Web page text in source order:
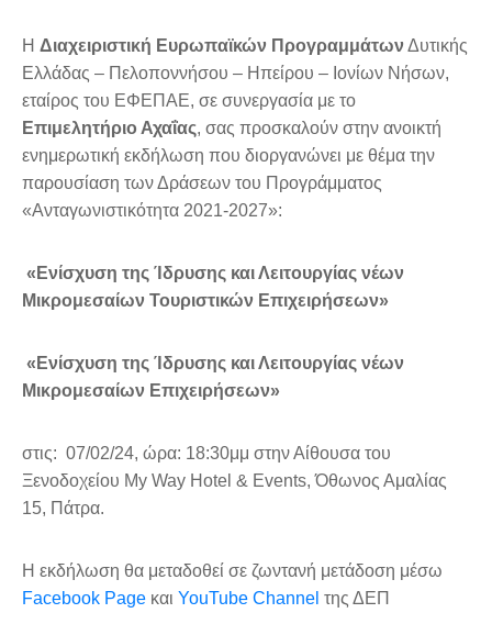
H Διαχειριστική Ευρωπαϊκών Προγραμμάτων Δυτικής
Ελλάδας – Πελοποννήσου – Ηπείρου – Ιονίων Νήσων,
εταίρος του ΕΦΕΠΑΕ, σε συνεργασία με το
Επιμελητήριο Αχαΐας, σας προσκαλούν στην ανοικτή
ενημερωτική εκδήλωση που διοργανώνει με θέμα την
παρουσίαση των Δράσεων του Προγράμματος
«Ανταγωνιστικότητα 2021-2027»:
«Ενίσχυση της Ίδρυσης και Λειτουργίας νέων
Μικρομεσαίων Τουριστικών Επιχειρήσεων»
«Ενίσχυση της Ίδρυσης και Λειτουργίας νέων
Μικρομεσαίων Επιχειρήσεων»
στις: 07/02/24, ώρα: 18:30μμ στην Αίθουσα του
Ξενοδοχείου My Way Hotel & Events, Όθωνος Αμαλίας
15, Πάτρα.
Η εκδήλωση θα μεταδοθεί σε ζωντανή μετάδοση μέσω
Facebook Page και YouTube Channel της ΔΕΠ